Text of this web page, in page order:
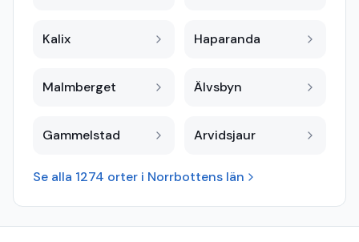
Kalix Haparanda
Malmberget Älvsbyn
Gammelstad Arvidsjaur
Se alla 1274 orter i Norrbottens län